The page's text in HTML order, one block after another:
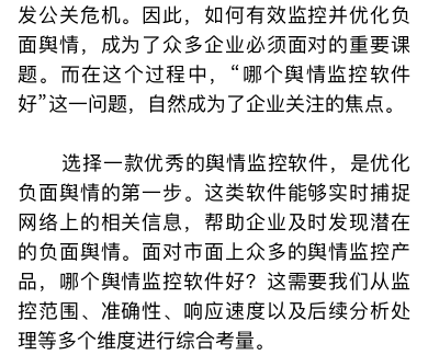
发公关危机。因此，如何有效监控并优化负
面舆情，成为了众多企业必须面对的重要课
题。而在这个过程中，“哪个舆情监控软件
好”这一问题，自然成为了企业关注的焦点。
选择一款优秀的舆情监控软件，是优化
负面舆情的第一步。这类软件能够实时捕捉
网络上的相关信息，帮助企业及时发现潜在
的负面舆情。面对市面上众多的舆情监控产
品，哪个舆情监控软件好？这需要我们从监
控范围、准确性、响应速度以及后续分析处
理等多个维度进行综合考量。